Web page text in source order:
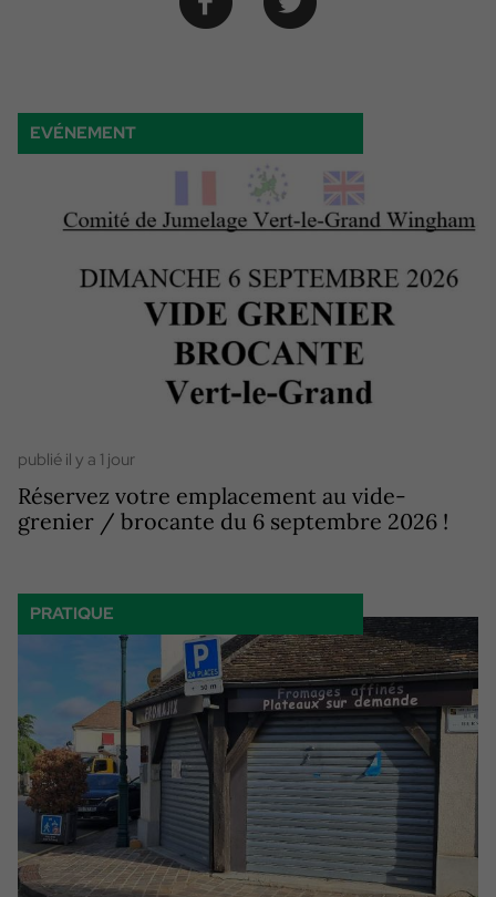
EVÉNEMENT
publié il y a 1 jour
Réservez votre emplacement au vide-
grenier / brocante du 6 septembre 2026 !
PRATIQUE